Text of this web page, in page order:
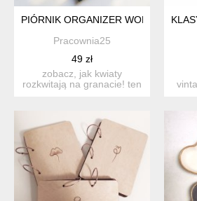
PIÓRNIK ORGANIZER
Pracownia25
49 zł
zobacz, jak kwiaty
rozkwitają na granacie! ten